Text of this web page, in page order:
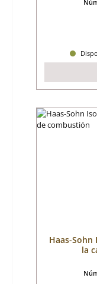
Haas-Sohn
la